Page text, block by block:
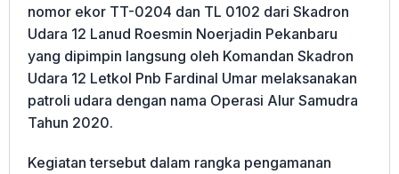
nomor ekor TT-0204 dan TL 0102 dari Skadron
Udara 12 Lanud Roesmin Noerjadin Pekanbaru
yang dipimpin langsung oleh Komandan Skadron
Udara 12 Letkol Pnb Fardinal Umar melaksanakan
patroli udara dengan nama Operasi Alur Samudra
Tahun 2020.
Kegiatan tersebut dalam rangka pengamanan